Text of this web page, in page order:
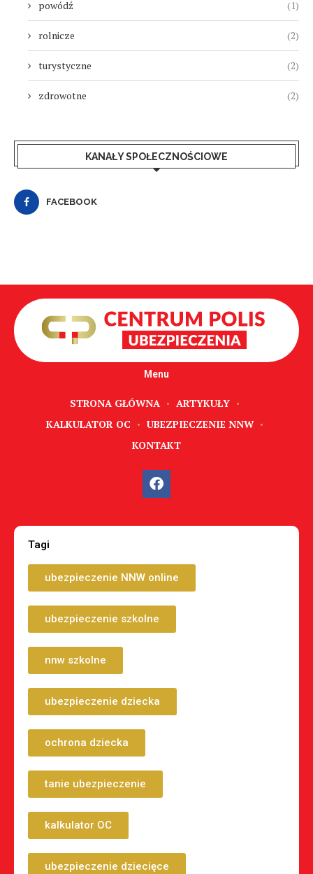
powódź (1)
rolnicze (2)
turystyczne (2)
zdrowotne (2)
KANAŁY SPOŁECZNOŚCIOWE
FACEBOOK
Menu
STRONA GŁÓWNA
ARTYKUŁY
KALKULATOR OC
UBEZPIECZENIE NNW
KONTAKT
Tagi
ubezpieczenie NNW online
ubezpieczenie szkolne
nnw szkolne
ubezpieczenie dziecka
ochrona dziecka
tanie ubezpieczenie
kalkulator OC
ubezpieczenie dziecięce